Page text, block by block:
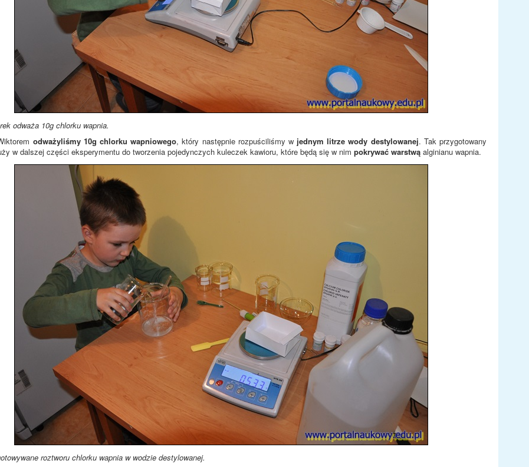
odważa 10g chlorku wapnia.
odważyliśmy 10g chlorku wapniowego, który następnie rozpuściliśmy w jednym litrze wody destylowanej. Tak przygotowany
w dalszej części eksperymentu do tworzenia pojedynczych kuleczek kawioru, które będą się w nim pokrywać warstwą alginianu wapnia.
roztworu chlorku wapnia w wodzie destylowanej.